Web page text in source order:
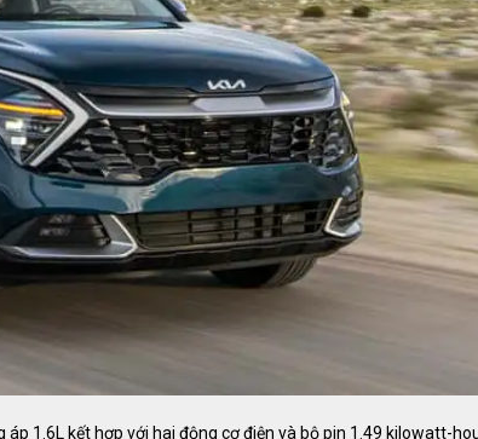
1.6L kết hợp với hai động cơ điện và bộ pin 1.49 kilowatt-